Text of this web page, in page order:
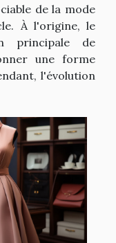
de la mode
À l'origine, le
principale de
une forme
l'évolution